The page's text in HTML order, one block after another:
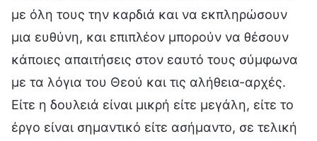
με όλη τους την καρδιά και να εκπληρώσουν
μια ευθύνη, και επιπλέον μπορούν να θέσουν
κάποιες απαιτήσεις στον εαυτό τους σύμφωνα
με τα λόγια του Θεού και τις αλήθεια-αρχές.
Είτε η δουλειά είναι μικρή είτε μεγάλη, είτε το
έργο είναι σημαντικό είτε ασήμαντο, σε τελική